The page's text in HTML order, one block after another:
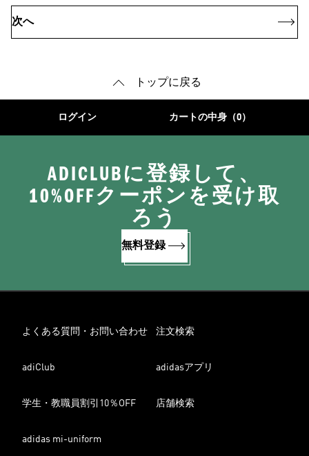
次へ
トップに戻る
ログイン カートの中身（0）
ADICLUBに登録して、
10%OFFクーポンを受け取
ろう
無料登録
よくある質問・お問い合わせ 注文検索
adiClub adidasアプリ
学生・教職員割引10％OFF 店舗検索
adidas mi-uniform